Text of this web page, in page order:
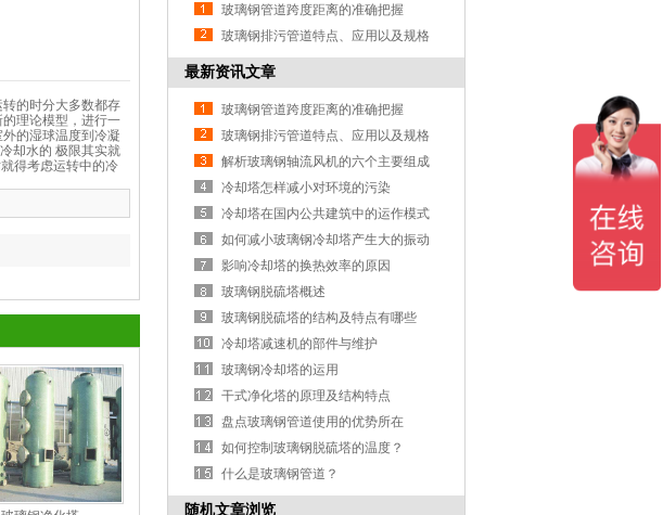
的时分大多数都存
理论模型，进行一
的湿球温度到冷凝
却水的 极限其实就
得考虑运转中的冷
玻璃钢管道跨度距离的准确把握
玻璃钢排污管道特点、应用以及规格
最新资讯文章
玻璃钢管道跨度距离的准确把握
玻璃钢排污管道特点、应用以及规格
解析玻璃钢轴流风机的六个主要组成
部分
冷却塔怎样减小对环境的污染
冷却塔在国内公共建筑中的运作模式
如何减小玻璃钢冷却塔产生大的振动
声响
影响冷却塔的换热效率的原因
玻璃钢脱硫塔概述
玻璃钢脱硫塔的结构及特点有哪些
冷却塔减速机的部件与维护
玻璃钢冷却塔的运用
干式净化塔的原理及结构特点
盘点玻璃钢管道使用的优势所在
如何控制玻璃钢脱硫塔的温度？
什么是玻璃钢管道？
随机文章浏览